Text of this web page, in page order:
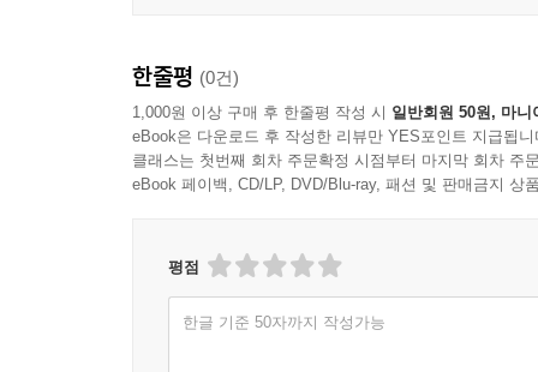
한줄평 (0건)
1,000원 이상 구매 후 한줄평 작성 시 일반회원 50원, 마니
eBook은 다운로드 후 작성한 리뷰만 YES포인트 지급됩니
클래스는 첫번째 회차 주문확정 시점부터 마지막 회차 주
eBook 페이백, CD/LP, DVD/Blu-ray, 패션 및 판매금지 상
평점
한글 기준 50자까지 작성가능